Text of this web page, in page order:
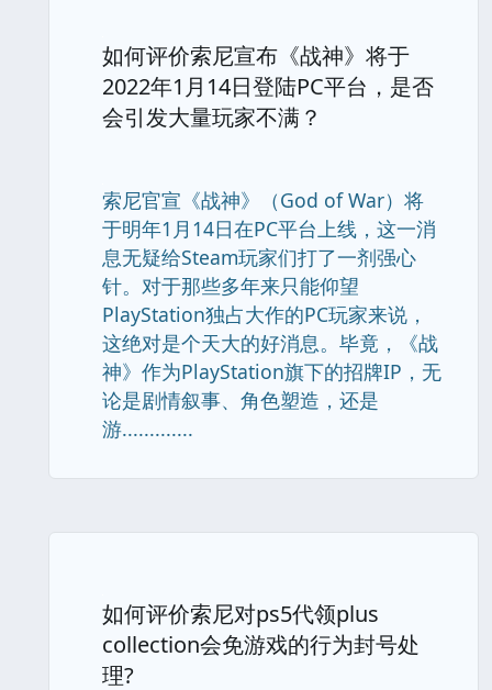
如何评价索尼宣布《战神》将于
2022年1月14日登陆PC平台，是否
会引发大量玩家不满？
索尼官宣《战神》（God of War）将
于明年1月14日在PC平台上线，这一消
息无疑给Steam玩家们打了一剂强心
针。对于那些多年来只能仰望
PlayStation独占大作的PC玩家来说，
这绝对是个天大的好消息。毕竟，《战
神》作为PlayStation旗下的招牌IP，无
论是剧情叙事、角色塑造，还是
游.............
如何评价索尼对ps5代领plus
collection会免游戏的行为封号处
理?